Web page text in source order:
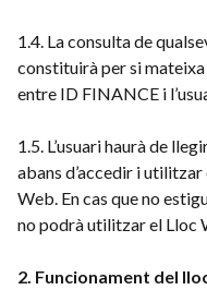
1.4. La consulta de
constituirà per si
entre ID FINANCE i
1.5. L’usuari haurà de
abans d’accedir i
Web. En cas que no
no podrà utilitzar el Lloc
2. Funcionament del